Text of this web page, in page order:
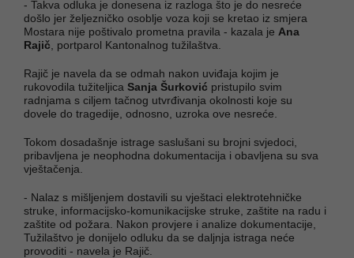
- Takva odluka je donesena iz razloga što je do nesreće
došlo jer željezničko osoblje voza koji se kretao iz smjera
Mostara nije poštivalo prometna pravila - kazala je Ana
Rajič , portparol Kantonalnog tužilaštva.
Rajič je navela da se odmah nakon uviđaja kojim je
rukovodila tužiteljica Sanja Šurković pristupilo svim
radnjama s ciljem tačnog utvrđivanja okolnosti koje su
dovele do tragedije, odnosno, uzroka ove nesreće.
Tokom dosadašnje istrage saslušani su brojni svjedoci,
pribavljena je neophodna dokumentacija i obavljena su sva
vještačenja.
- Nalaz s mišljenjem dostavili su vještaci elektrotehničke
struke, informacijsko-komunikacijske struke, zaštite na radu i
zaštite od požara. Nakon provjere i analize dokumentacije,
Tužilaštvo je donijelo odluku da se daljnja istraga neće
provoditi - navela je Rajič.